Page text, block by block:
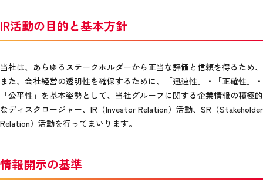
IR活動の目的と基本方針
当社は、あらゆるステークホルダーから正当な評価と信頼を得るため、
また、会社経営の透明性を確保するために、「迅速性」・「正確性」・
「公平性」を基本姿勢として、当社グループに関する企業情報の積極的
なディスクロージャー、IR（Investor Relation）活動、SR（Stakeholder
Relation）活動を行ってまいります。
情報開示の基準